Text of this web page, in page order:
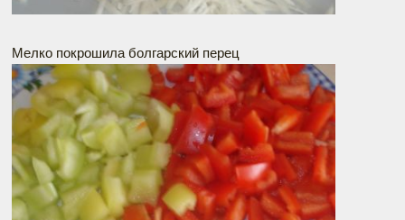
Мелко покрошила болгарский перец